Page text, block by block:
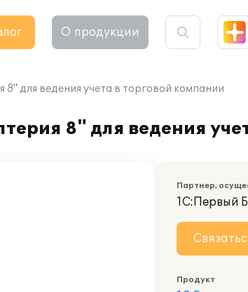
О продукции
для ведения учета в торговой компании
8" для ведения
Партнер,
1С:Первый
Продукт